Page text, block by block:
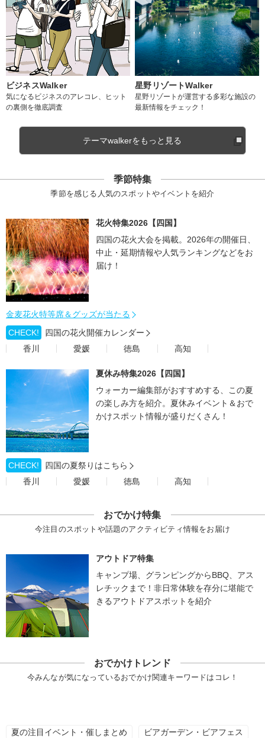
ビジネスWalker
気になるビジネスのアレコレ、ヒット
の裏側を徹底調査
星野リゾートWalker
星野リゾートが運営する多彩な施設の
最新情報をチェック！
テーマwalkerをもっと見る
季節特集
季節を感じる人気のスポットやイベントを紹介
花火特集2026【四国】
四国の花火大会を掲載。2026年の開催日、
中止・延期情報や人気ランキングなどをお
届け！
金麦花火特等席＆グッズが当たる
CHECK!
四国の花火開催カレンダー
香川
愛媛 徳島 高知
夏休み特集2026【四国】
ウォーカー編集部がおすすめする、この夏
の楽しみ方を紹介。夏休みイベント＆おで
かけスポット情報が盛りだくさん！
CHECK!
四国の夏祭りはこちら
香川
愛媛 徳島 高知
おでかけ特集
今注目のスポットや話題のアクティビティ情報をお届け
アウトドア特集
キャンプ場、グランピングからBBQ、アス
レチックまで！非日常体験を存分に堪能で
きるアウトドアスポットを紹介
おでかけトレンド
今みんなが気になっているおでかけ関連キーワードはコレ！
夏の注目イベント・催しまとめ ビアガーデン・ビアフェス